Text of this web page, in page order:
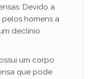
Devido a
homens a
declínio
um corpo
que pode